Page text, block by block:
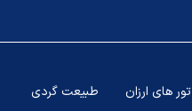
تور های ارزان طبیعت گردی